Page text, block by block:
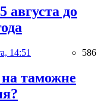
августа до
14:51 586
таможне